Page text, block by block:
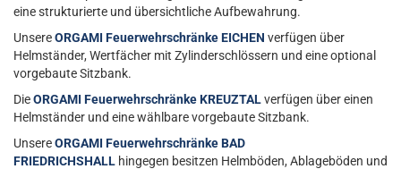
eine strukturierte und übersichtliche Aufbewahrung.
UnsereORGAMI Feuerwehrschränke EICHEN verfügen über
Helmständer, Wertfächer mit Zylinderschlössern und eine optional
vorgebaute Sitzbank.
DieORGAMI Feuerwehrschränke KREUZTALverfügen über einen
Helmständer und eine wählbare vorgebaute Sitzbank.
UnsereORGAMI Feuerwehrschränke BAD
FRIEDRICHSHALL hingegen besitzen Helmböden, Ablageböden und